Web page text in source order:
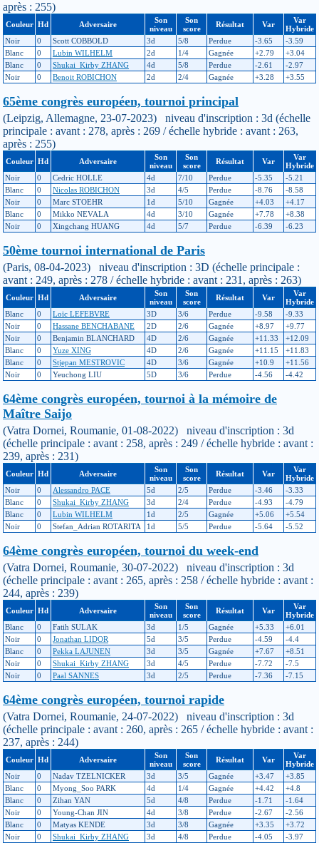
après : 255)
Couleur Hd Adversaire
Son
niveau
Son
score
Résultat Var
Var
Hybride
Noir
0 Scott COBBOLD 3d 5/8 Perdue -3.65
-3.59
Blanc
0 Lubin WILHELM 2d 1/4 Gagnée +2.79
+3.04
Blanc
0 Shukai_Kirby ZHANG 4d 5/8 Perdue -2.61
-2.97
Noir
0 Benoit ROBICHON 2d 2/4 Gagnée +3.28 +3.55
65ème congrès européen, tournoi principal
(Leipzig, Allemagne, 23-07-2023) niveau d'inscription : 3d (échelle
principale : avant : 278, après : 269 / échelle hybride : avant : 263,
après : 255)
Couleur Hd Adversaire
Son
niveau
Son
score
Résultat Var
Var
Hybride
Noir
0 Cedric HOLLE 4d 7/10 Perdue -5.35
-5.21
Blanc
0 Nicolas ROBICHON 3d 4/5 Perdue -8.76
-8.58
Noir
0 Marc STOEHR 1d 5/10 Gagnée +4.03
+4.17
Blanc
0 Mikko NEVALA 4d 3/10 Gagnée +7.78
+8.38
Noir
0 Xingchang HUANG 4d 5/7 Perdue -6.39 -6.23
50ème tournoi international de Paris
(Paris, 08-04-2023) niveau d'inscription : 3D (échelle principale :
avant : 249, après : 278 / échelle hybride : avant : 231, après : 263)
Couleur Hd Adversaire
Son
niveau
Son
score
Résultat Var
Var
Hybride
Blanc
0 Loïc LEFEBVRE 3D 3/6 Perdue -9.58
-9.33
Noir
0 Hassane BENCHABANE 2D 2/6 Gagnée +8.97
+9.77
Noir
0 Benjamin BLANCHARD 4D 2/6 Gagnée +11.33
+12.09
Blanc
0 Yuze XING 4D 2/6 Gagnée +11.15
+11.83
Blanc
0 Stjepan MESTROVIC 4D 3/6 Gagnée +10.9
+11.56
Noir
0 Yeuchong LIU 5D 3/6 Perdue -4.56 -4.42
64ème congrès européen, tournoi à la mémoire de
Maître Saijo
(Vatra Dornei, Roumanie, 01-08-2022) niveau d'inscription : 3d
(échelle principale : avant : 258, après : 249 / échelle hybride : avant :
239, après : 231)
Couleur Hd Adversaire
Son
niveau
Son
score
Résultat Var
Var
Hybride
Noir
0 Alessandro PACE 5d 2/5 Perdue -3.46
-3.33
Blanc
0 Shukai_Kirby ZHANG 3d 2/4 Perdue -4.93
-4.79
Blanc
0 Lubin WILHELM 1d 2/5 Gagnée +5.06
+5.54
Noir
0 Stefan_Adrian ROTARITA 1d 5/5 Perdue -5.64 -5.52
64ème congrès européen, tournoi du week-end
(Vatra Dornei, Roumanie, 30-07-2022) niveau d'inscription : 3d
(échelle principale : avant : 265, après : 258 / échelle hybride : avant :
244, après : 239)
Couleur Hd Adversaire
Son
niveau
Son
score
Résultat Var
Var
Hybride
Blanc
0 Fatih SULAK 3d 1/5 Gagnée +5.33
+6.01
Noir
0 Jonathan LIDOR 5d 3/5 Perdue -4.59
-4.4
Blanc
0 Pekka LAJUNEN 3d 3/5 Gagnée +7.67
+8.51
Noir
0 Shukai_Kirby ZHANG 3d 4/5 Perdue -7.72
-7.5
Noir
0 Paal SANNES 3d 2/5 Perdue -7.36 -7.15
64ème congrès européen, tournoi rapide
(Vatra Dornei, Roumanie, 24-07-2022) niveau d'inscription : 3d
(échelle principale : avant : 260, après : 265 / échelle hybride : avant :
237, après : 244)
Couleur Hd Adversaire
Son
niveau
Son
score
Résultat Var
Var
Hybride
Noir
0 Nadav TZELNICKER 3d 3/5 Gagnée +3.47
+3.85
Blanc
0 Myong_Soo PARK 4d 1/4 Gagnée +4.42
+4.8
Blanc
0 Zihan YAN 5d 4/8 Perdue -1.71
-1.64
Noir
0 Young-Chan JIN 4d 3/8 Perdue -2.67
-2.56
Blanc
0 Matyas KENDE 3d 3/8 Gagnée +3.35
+3.72
Noir
0 Shukai_Kirby ZHANG 3d 4/8 Perdue -4.05
-3.97